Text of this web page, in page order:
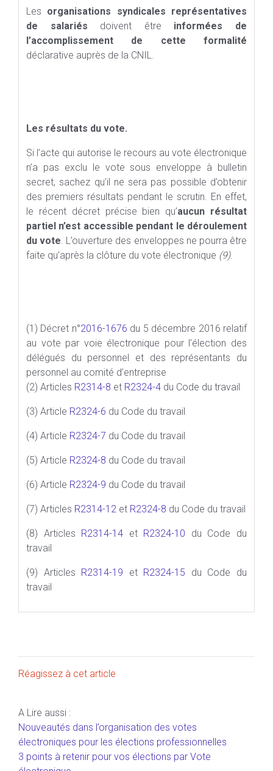
Les organisations syndicales représentatives
de salariés doivent être informées de
l’accomplissement de cette formalité
déclarative auprès de la CNIL.
Les résultats du vote.
Si l’acte qui autorise le recours au vote électronique
n’a pas exclu le vote sous enveloppe à bulletin
secret, sachez qu’il ne sera pas possible d’obtenir
des premiers résultats pendant le scrutin. En effet,
le récent décret précise bien qu’aucun résultat
partiel n’est accessible pendant le déroulement
du vote. L’ouverture des enveloppes ne pourra être
faite qu’après la clôture du vote électronique (9).
(1) Décret n°2016-1676 du 5 décembre 2016 relatif
au vote par voie électronique pour l’élection des
délégués du personnel et des représentants du
personnel au comité d’entreprise
(2) Articles R2314-8 et R2324-4 du Code du travail
(3) Article R2324-6 du Code du travail
(4) Article R2324-7 du Code du travail
(5) Article R2324-8 du Code du travail
(6) Article R2324-9 du Code du travail
(7) Articles R2314-12 et R2324-8 du Code du travail
(8) Articles R2314-14 et R2324-10 du Code du
travail
(9) Articles R2314-19 et R2324-15 du Code du
travail
Réagissez à cet article
A Lire aussi :
Nouveautés dans l’organisation des votes
électroniques pour les élections professionnelles
3 points à retenir pour vos élections par Vote